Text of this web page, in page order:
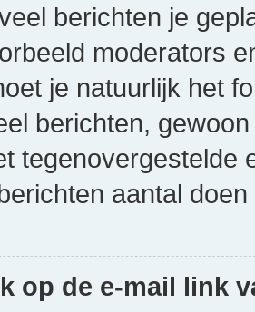
berichten je
moderators
je natuurlijk het
berichten,
tegenovergestelde
aantal doen
op de e-mail link